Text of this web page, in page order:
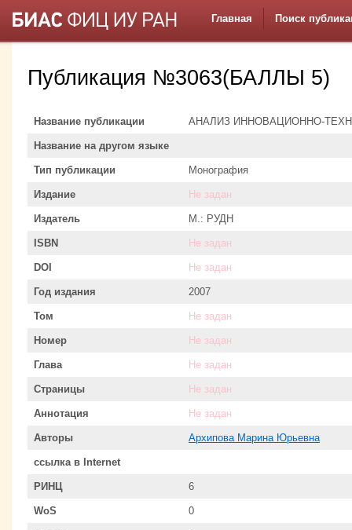
Главная Поиск
Публикация №3063(БАЛЛЫ 5)
Название публикации АНАЛИЗ ИННОВАЦИОННО-
Название на другом языке
Тип публикации Монография
Издание Не задан
Издатель М.: РУДН
ISBN Не задан
DOI Не задан
Год издания 2007
Том Не задан
Номер Не задан
Глава Не задан
Страницы Не задан
Аннотация Не задан
Авторы Архипова Марина Юрьевна
ссылка в Internet
РИНЦ 6
WoS 0